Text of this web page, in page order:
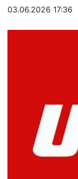
03.06.2026 17:36